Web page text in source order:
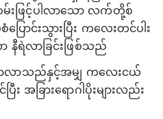
မ်းဖြင့်ပါလာသော လက်တို့စ်
ောင်းသွားပြီး ကလေးတင်ပါး
ာ နီရဲလာခြင်းဖြစ်သည်
ာလာသည်နှင့်အမျှ ကလေးငယ်
အခြားရောဂါပိုးများလည်း